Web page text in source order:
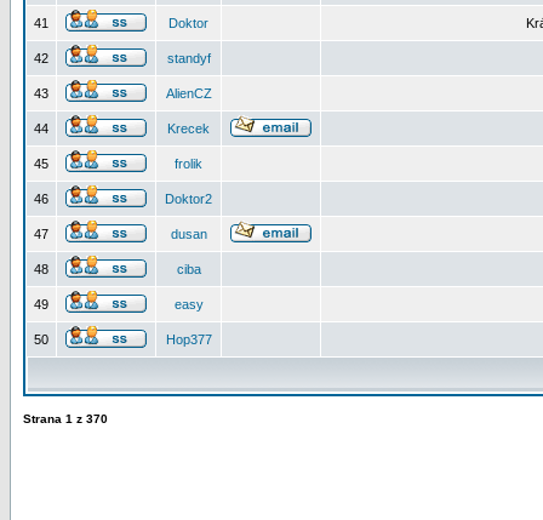
41 Doktor
42 standyf
43 AlienCZ
44 Krecek
45 frolik
46 Doktor2
47 dusan
48 ciba
49 easy
50 Hop377
Strana 1 z 370